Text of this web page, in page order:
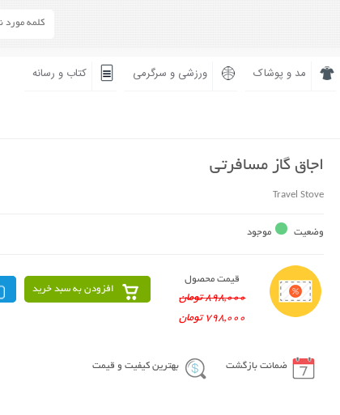
مد و پوشاک ورزشی و سرگرمی کتاب و رسانه
اجاق گاز مسافرتی
Travel Stove
وضعیت موجود
قیمت محصول
898,000 تومان
798,000 تومان
افزودن به سبد خرید
ضمانت بازگشت بهترین کیفیت و قیمت